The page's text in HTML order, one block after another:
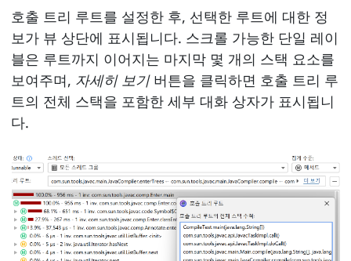
호출 트리 루트를 설정한 후, 선택한 루트에 대한 정
보가 뷰 상단에 표시됩니다. 스크롤 가능한 단일 레이
블은 루트까지 이어지는 마지막 몇 개의 스택 요소를
보여주며, 자세히 보기버튼을 클릭하면 호출 트리 루
트의 전체 스택을 포함한 세부 대화 상자가 표시됩니
다.